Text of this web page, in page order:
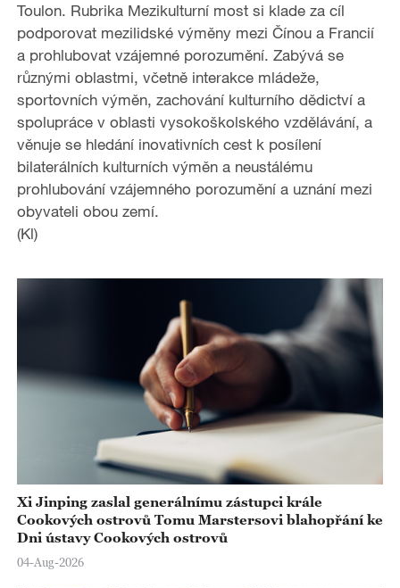
Toulon. Rubrika Mezikulturní most si klade za cíl
podporovat mezilidské výměny mezi Čínou a Francií
a prohlubovat vzájemné porozumění. Zabývá se
různými oblastmi, včetně interakce mládeže,
sportovních výměn, zachování kulturního dědictví a
spolupráce v oblasti vysokoškolského vzdělávání, a
věnuje se hledání inovativních cest k posílení
bilaterálních kulturních výměn a neustálému
prohlubování vzájemného porozumění a uznání mezi
obyvateli obou zemí.
(Kl)
Xi Jinping zaslal generálnímu zástupci krále
Cookových ostrovů Tomu Marstersovi blahopřání ke
Dni ústavy Cookových ostrovů
04-Aug-2026